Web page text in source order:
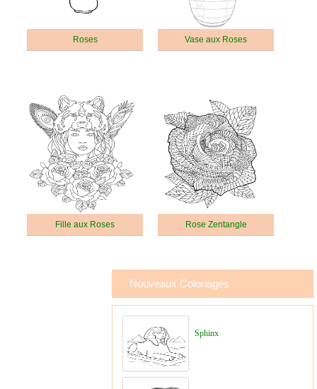
Roses Vase aux Roses
Fille aux Roses Rose Zentangle
Nouveaux Coloriages
Sphinx